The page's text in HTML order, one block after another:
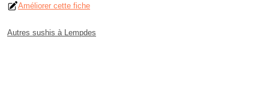
Améliorer cette fiche
Autres sushis à Lempdes